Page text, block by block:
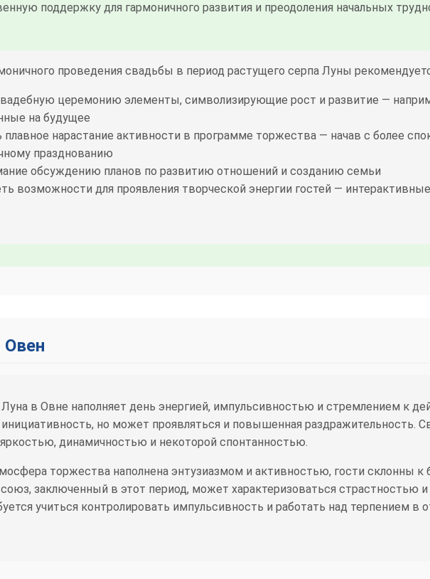
поддержку для гармоничного развития и преодоления начальных
проведения свадьбы в период растущего серпа Луны
церемонию элементы, символизирующие рост и развитие —
на будущее
плавное нарастание активности в программе торжества — начав с более
празднованию
обсуждению планов по развитию отношений и созданию семьи
возможности для проявления творческой энергии гостей —
Овен
Луна в Овне наполняет день энергией, импульсивностью и стремлением к
но может проявляться и повышенная раздражительность.
яркостью, динамичностью и некоторой спонтанностью.
торжества наполнена энтузиазмом и активностью, гости склонны
заключенный в этот период, может характеризоваться страстностью
учиться контролировать импульсивность и работать над терпением в